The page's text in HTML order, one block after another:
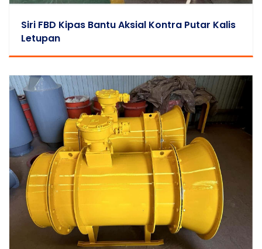
Siri FBD Kipas Bantu Aksial Kontra Putar Kalis
Letupan